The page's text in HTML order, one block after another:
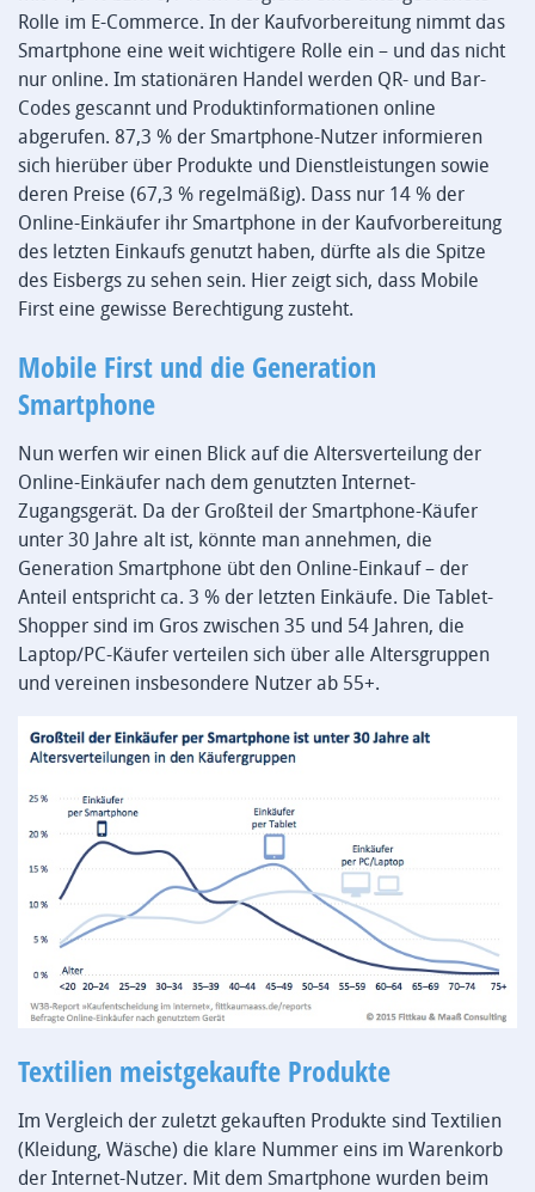
Rolle im E-Commerce. In der Kaufvorbereitung nimmt das
Smartphone eine weit wichtigere Rolle ein – und das nicht
nur online. Im stationären Handel werden QR- und Bar-
Codes gescannt und Produktinformationen online
abgerufen. 87,3 % der Smartphone-Nutzer informieren
sich hierüber über Produkte und Dienstleistungen sowie
deren Preise (67,3 % regelmäßig). Dass nur 14 % der
Online-Einkäufer ihr Smartphone in der Kaufvorbereitung
des letzten Einkaufs genutzt haben, dürfte als die Spitze
des Eisbergs zu sehen sein. Hier zeigt sich, dass Mobile
First eine gewisse Berechtigung zusteht.
Mobile First und die Generation
Smartphone
Nun werfen wir einen Blick auf die Altersverteilung der
Online-Einkäufer nach dem genutzten Internet-
Zugangsgerät. Da der Großteil der Smartphone-Käufer
unter 30 Jahre alt ist, könnte man annehmen, die
Generation Smartphone übt den Online-Einkauf – der
Anteil entspricht ca. 3 % der letzten Einkäufe. Die Tablet-
Shopper sind im Gros zwischen 35 und 54 Jahren, die
Laptop/PC-Käufer verteilen sich über alle Altersgruppen
und vereinen insbesondere Nutzer ab 55+.
Textilien meistgekaufte Produkte
Im Vergleich der zuletzt gekauften Produkte sind Textilien
(Kleidung, Wäsche) die klare Nummer eins im Warenkorb
der Internet-Nutzer. Mit dem Smartphone wurden beim